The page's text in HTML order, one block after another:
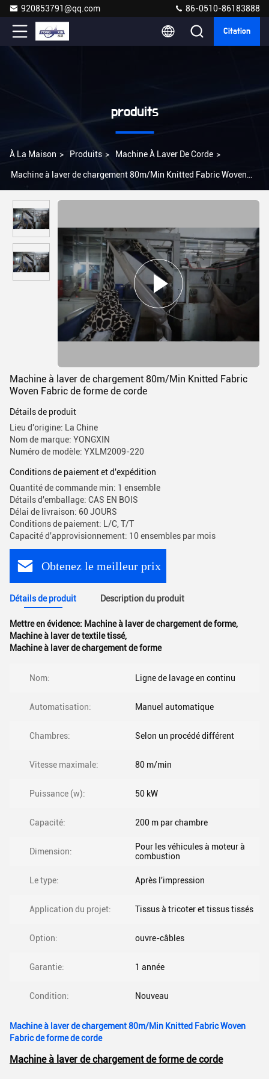
920853791@qq.com 86-0510-86183888
Citation
produits
À La Maison > Produits > Machine À Laver De Corde >
Machine à laver de chargement 80m/Min Knitted Fabric Woven
Machine à laver de chargement 80m/Min Knitted Fabric
Woven Fabric de forme de corde
Détails de produit
Lieu d'origine: La Chine
Nom de marque: YONGXIN
Numéro de modèle: YXLM2009-220
Conditions de paiement et d'expédition
Quantité de commande min: 1 ensemble
Détails d'emballage: CAS EN BOIS
Délai de livraison: 60 JOURS
Conditions de paiement: L/C, T/T
Capacité d'approvisionnement: 10 ensembles par mois
Obtenez le meilleur prix
Détails de produit Description du produit
Mettre en évidence: Machine à laver de chargement de forme,
Machine à laver de textile tissé,
Machine à laver de chargement de forme
Nom: Ligne de lavage en continu
Automatisation: Manuel automatique
Chambres: Selon un procédé différent
Vitesse maximale: 80 m/min
Puissance (w): 50 kW
Capacité: 200 m par chambre
Dimension:
Pour les véhicules à moteur à
combustion
Le type: Après l'impression
Application du projet: Tissus à tricoter et tissus tissés
Option: ouvre-câbles
Garantie: 1 année
Condition: Nouveau
Machine à laver de chargement 80m/Min Knitted Fabric Woven
Fabric de forme de corde
Machine à laver de chargement de forme de corde